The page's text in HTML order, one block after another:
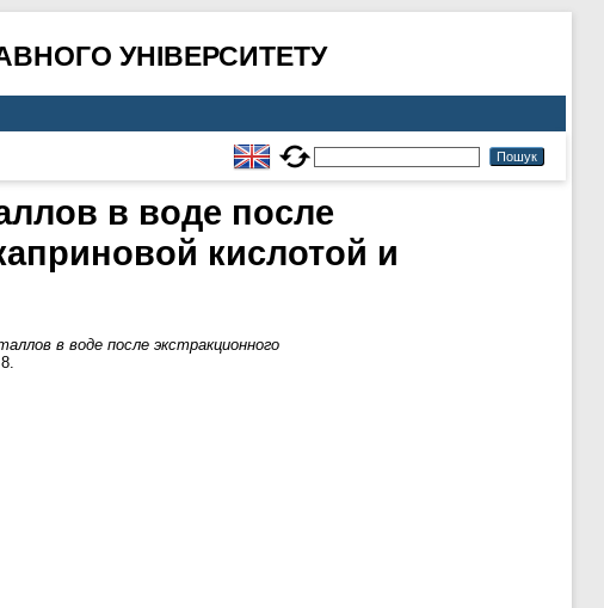
УНІВЕРСИТЕТУ
в воде после
кислотой и
в воде после экстракционного